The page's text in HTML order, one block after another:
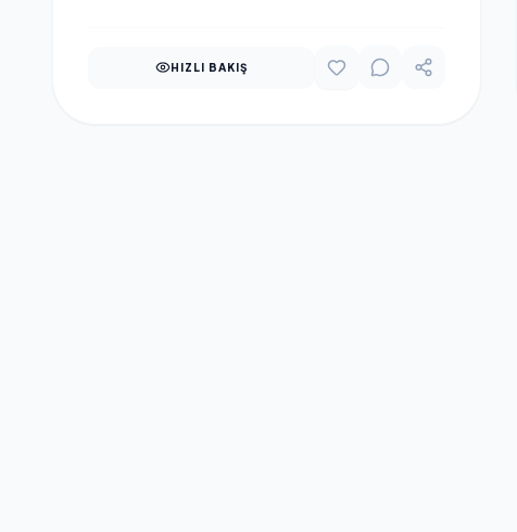
HIZLI BAKIŞ